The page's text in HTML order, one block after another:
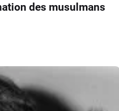
des musulmans